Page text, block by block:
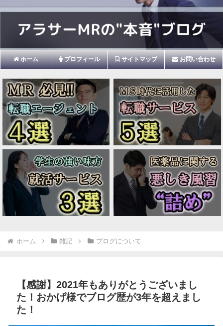
ホーム プロフィール サイトマップ お問い合わせ
ホーム 雑記 ブログについて
【感謝】2021年もありがとうございまし
た！おかげ様でブログ歴が3年を超えまし
た！